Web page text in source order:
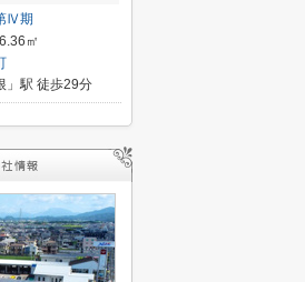
Ⅳ期
㎡
」駅 徒歩29分